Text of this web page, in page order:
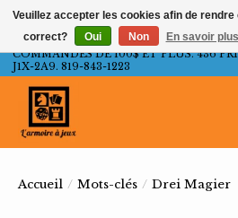
LIVRAISON GRATUITE AU QUÉBEC
COMMANDES DE 100$ ET PLUS. 436
J1X-2A9. 819-843-1223
Accueil / Mots-clés / Drei Magier
Veuillez accepter les cookies afin de
correct?
Oui Non En savoir